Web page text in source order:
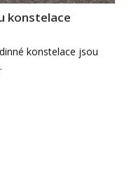
konstelace
konstelace jsou